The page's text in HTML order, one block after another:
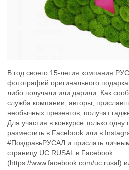
В год своего 15-летия компания
фотографий оригинального
либо получали или дарили. Как
служба компании, авторы,
необычных презентов, получат
Для участия в конкурсе только
разместить в Facebook или в
#ПоздравьРУСАЛ и прислать
страницу UC RUSAL в Facebook
(https://www.facebook.com/uc.rusal)